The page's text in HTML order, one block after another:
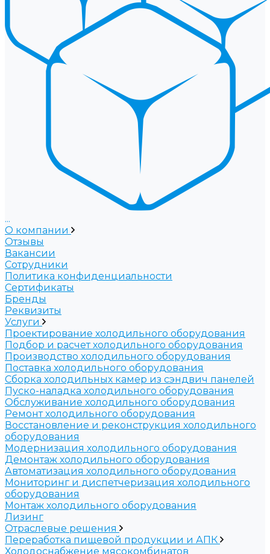
...
О компании
Отзывы
Вакансии
Сотрудники
Политика конфиденциальности
Сертификаты
Бренды
Реквизиты
Услуги
Проектирование холодильного оборудования
Подбор и расчет холодильного оборудования
Производство холодильного оборудования
Поставка холодильного оборудования
Cборка холодильных камер из сэндвич панелей
Пуско-наладка холодильного оборудования
Обслуживание холодильного оборудования
Ремонт холодильного оборудования
Восстановление и реконструкция холодильного
оборудования
Модернизация холодильного оборудования
Демонтаж холодильного оборудования
Автоматизация холодильного оборудования
Мониторинг и диспетчеризация холодильного
оборудования
Монтаж холодильного оборудования
Лизинг
Отраслевые решения
Переработка пищевой продукции и АПК
Холодоснабжение мясокомбинатов